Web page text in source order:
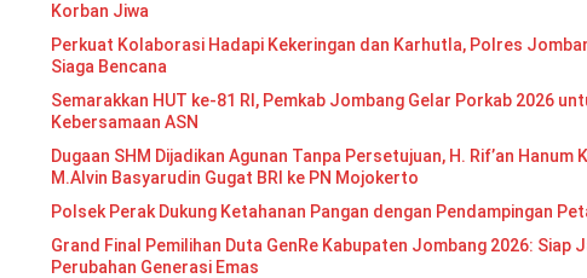
Korban Jiwa
Perkuat Kolaborasi Hadapi Kekeringan dan Karhutla, Polres
Siaga Bencana
Semarakkan HUT ke-81 RI, Pemkab Jombang Gelar Porkab 2026
Kebersamaan ASN
Dugaan SHM Dijadikan Agunan Tanpa Persetujuan, H. Rif’an Hanum
M.Alvin Basyarudin Gugat BRI ke PN Mojokerto
Polsek Perak Dukung Ketahanan Pangan dengan Pendampingan
Grand Final Pemilihan Duta GenRe Kabupaten Jombang 2026: Siap Jadi Agen
Perubahan Generasi Emas